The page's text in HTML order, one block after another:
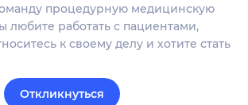
процедурную медицинскую
любите работать с пациентами,
к своему делу и хотите стать
Откликнуться